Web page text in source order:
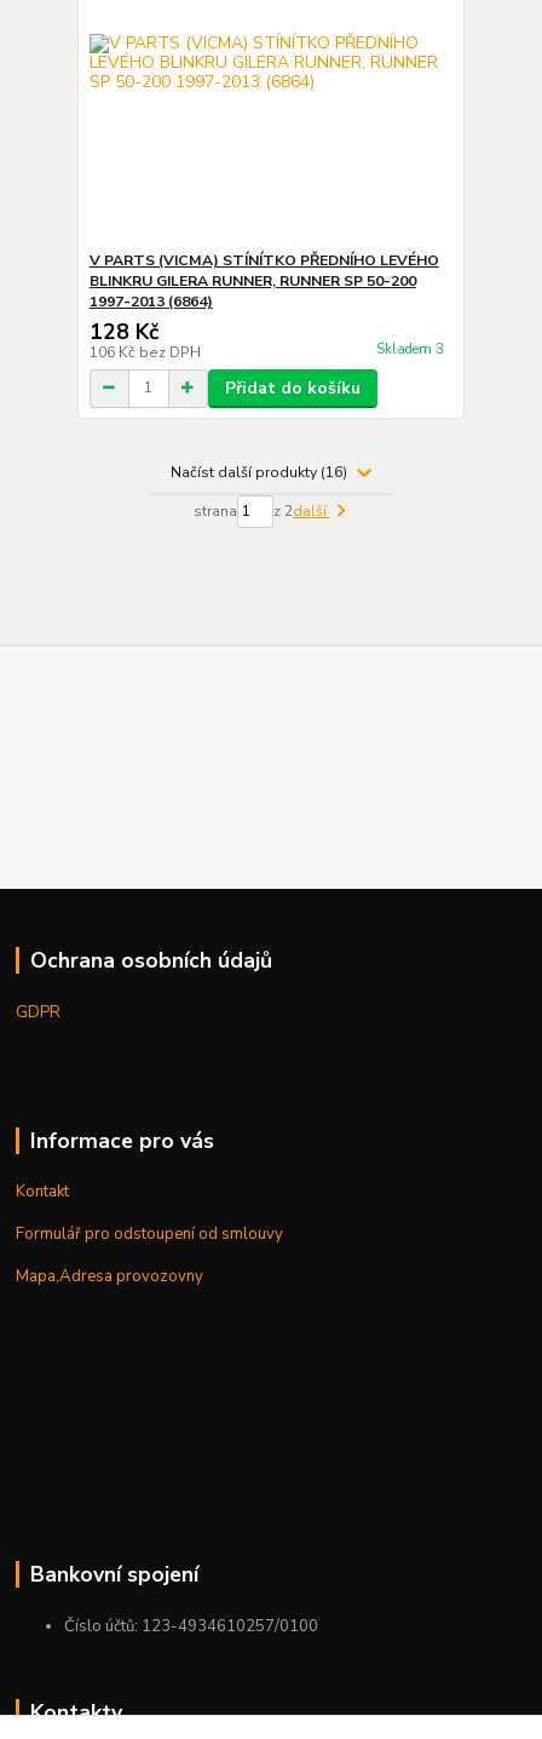
V PARTS (VICMA) STÍNÍTKO PŘEDNÍHO LEVÉHO
BLINKRU GILERA RUNNER, RUNNER SP 50-200
1997-2013 (6864)
128 Kč
106 Kč bez DPH Skladem 3
Přidat do košíku
Načíst další produkty (16)
strana z 2další
Ochrana osobních údajů
GDPR
Informace pro vás
Kontakt
Formulář pro odstoupení od smlouvy
Mapa,Adresa provozovny
Bankovní spojení
Číslo účtů: 123-4934610257/0100
Kontakty